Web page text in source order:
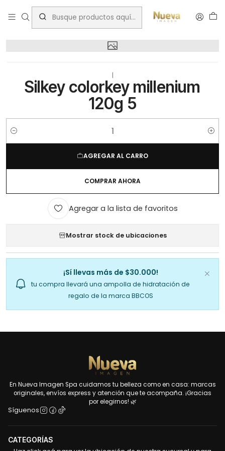
Inicio Silkey colorkey millenium 120g 5
|
Silkey colorkey millenium
120g 5
Cantidad
AGREGAR AL CARRO
COMPRAR AHORA
Agregar a la lista de favoritos
Mostrar stock de ubicaciones
¡Sí llevas más de $30.000!
tu compra llevará una ampolla de hidratación de
regalo de la marca BBCOS
En Nueva Imagen Spa cuidamos tu belleza como en casa: marcas
originales, envíos express y atención que te acompaña. ¡Gracias
por elegirnos! 🌿
Síguenos
CATEGORÍAS